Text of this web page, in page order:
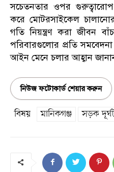
সচেতনতার ওপর
করে মোটরসাইকেল
গতি নিয়ন্ত্রণ করা জীবন
পরিবারগুলোর প্রতি
আইন মেনে চলার আহ্বান
নিউজ ফটোকার্ড শেয়ার করুন
বিষয় মানিকগঞ্জ সড়ক